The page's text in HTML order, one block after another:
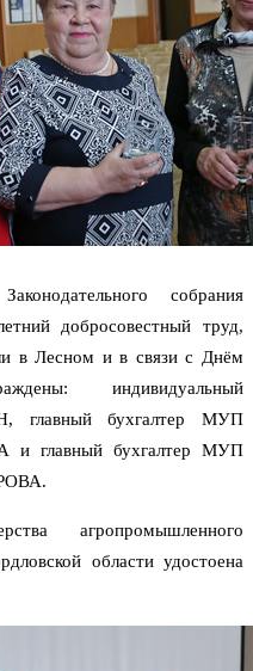
собрания
добросовестный труд,
в Лесном и в связи с Днём
индивидуальный
главный бухгалтер МУП
и главный бухгалтер МУП
агропромышленного
области удостоена